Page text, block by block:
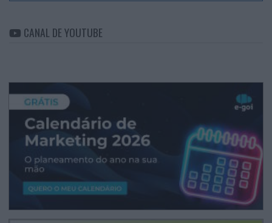
CANAL DE YOUTUBE